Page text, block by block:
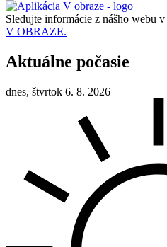
Sledujte informácie z nášho webu v
V OBRAZE.
Aktuálne počasie
dnes, štvrtok 6. 8. 2026